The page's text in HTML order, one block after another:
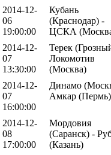
2014-12-
06
19:00:00
Кубань
(Краснодар) -
ЦСКА
2014-12-
07
13:30:00
Терек
Локомотив
(Москва)
2014-12-
07
16:00:00
Динамо
Амкар (Пермь)
2014-12-
08
17:00:00
Мордовия
(Саранск) -
(Казань)